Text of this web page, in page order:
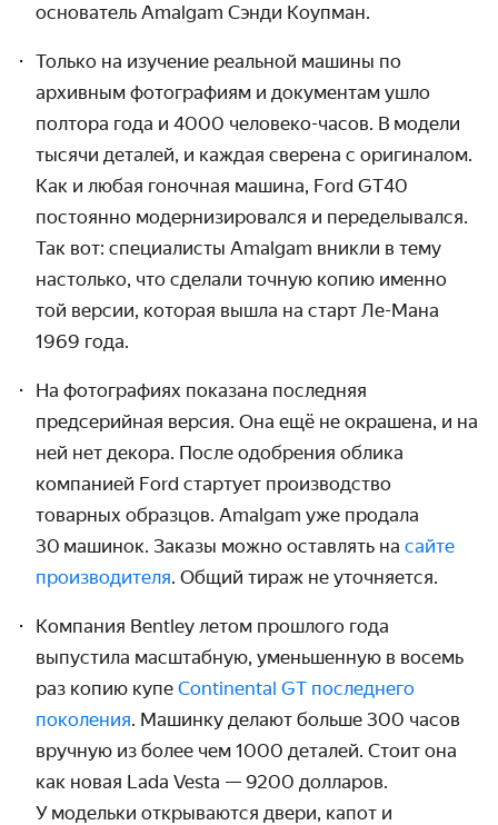
основатель Amalgam Сэнди Коупман.
Только на изучение реальной машины по
архивным фото­графиям и документам ушло
полтора года и 4000 человеко-часов. В модели
тысячи деталей, и каждая сверена с оригиналом.
Как и любая гоночная машина, Ford GT40
постоянно модерни­зировался и переделы­вался.
Так вот: специалисты Amalgam вникли в тему
настолько, что сделали точную копию именно
той версии, которая вышла на старт Ле-Мана
1969 года.
На фотографиях показана последняя
предсерийная версия. Она ещё не окрашена, и на
ней нет декора. После одобрения облика
компанией Ford стартует произ­водство
товарных образцов. Amalgam уже продала
30 машинок. Заказы можно оставлять на сайте
производителя. Общий тираж не уточняется.
Компания Bentley летом прошлого года
выпустила масштабную, уменьшенную в восемь
раз копию купе Continental GT последнего
поколения. Машинку делают больше 300 часов
вручную из более чем 1000 деталей. Стоит она
как новая Lada Vesta — 9200 долларов.
У модельки открываются двери, капот и